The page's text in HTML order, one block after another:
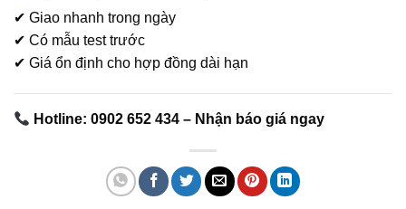
✔ Giao nhanh trong ngày
✔ Có mẫu test trước
✔ Giá ổn định cho hợp đồng dài hạn
Hotline: 0902 652 434 – Nhận báo giá ngay